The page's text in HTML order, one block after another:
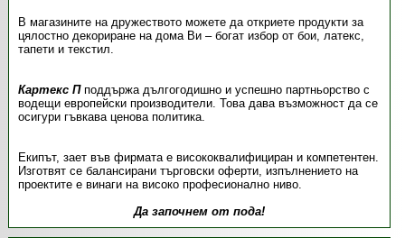
В магазините на дружеството можете да откриете продукти за
цялостно декориране на дома Ви – богат избор от бои, латекс,
тапети и текстил.
Картекс Пподдържа дългогодишно и успешно партньорство с
водещи европейски производители. Това дава възможност да се
осигури гъвкава ценова политика.
Екипът, зает във фирмата е висококвалифициран и компетентен.
Изготвят се балансирани търговски оферти, изпълнението на
проектите е винаги на високо професионално ниво.
Да започнем от пода!